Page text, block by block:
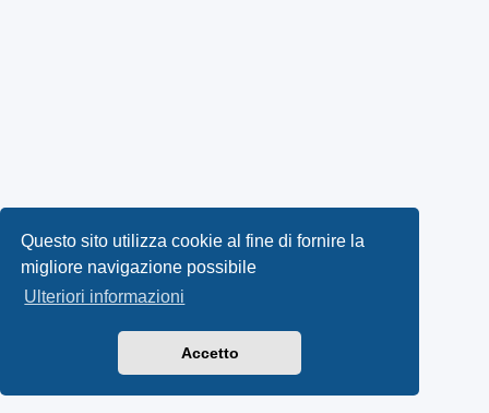
Questo sito utilizza cookie al fine di fornire la
migliore navigazione possibile
Ulteriori informazioni
Accetto